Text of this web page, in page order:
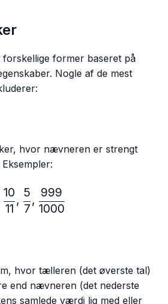
former baseret på
Nogle af de mest
hvor nævneren er strengt
11
10
,
7
5
,
1000
999
hvor tælleren (det øverste tal)
end nævneren (det nederste
samlede værdi lig med eller